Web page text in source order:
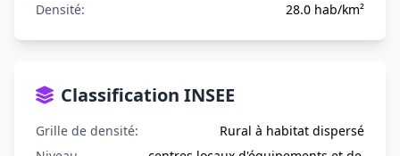
Densité:
28.0 hab/km²
Classification INSEE
Grille de densité:
Rural à habitat dispersé